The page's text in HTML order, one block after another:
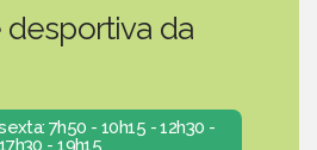
da
7h50 - 10h15 - 12h30 -
17h30 - 19h15